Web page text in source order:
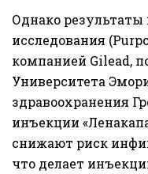
Однако результаты
исследования
компанией Gilead,
Университета
здравоохранения
инъекции
снижают риск
что делает